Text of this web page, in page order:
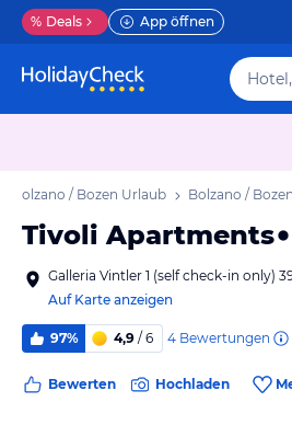
% Deals App öffnen
Bolzano / Bozen Urlaub Bolzano /
Tivoli Apartments
Galleria Vintler 1 (self check-in only)
Auf Karte anzeigen
97% 4,9 / 6 4 Bewertungen
Bewerten Hochladen